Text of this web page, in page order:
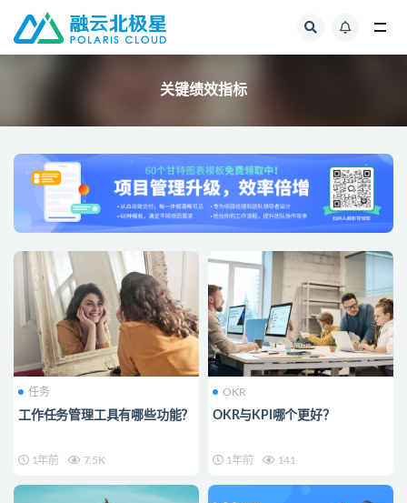
关键绩效指标
任务
工作任务管理工具有哪些功能？
1年前 7.5K
OKR
OKR与KPI哪个更好？
1年前 141